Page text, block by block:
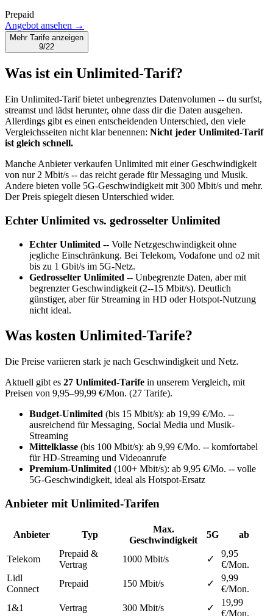
Prepaid
Angebot ansehen →
Mehr Tarife anzeigen
9/22
Was ist ein Unlimited-Tarif?
Ein Unlimited-Tarif bietet unbegrenztes Datenvolumen -- du surfst,
streamst und lädst herunter, ohne dass dir die Daten ausgehen.
Allerdings gibt es einen entscheidenden Unterschied, den viele
Vergleichsseiten nicht klar benennen: Nicht jeder Unlimited-Tarif
ist gleich schnell.
Manche Anbieter verkaufen Unlimited mit einer Geschwindigkeit
von nur 2 Mbit/s -- das reicht gerade für Messaging und Musik.
Andere bieten volle 5G-Geschwindigkeit mit 300 Mbit/s und mehr.
Der Preis spiegelt diesen Unterschied wider.
Echter Unlimited vs. gedrosselter Unlimited
Echter Unlimited -- Volle Netzgeschwindigkeit ohne
jegliche Einschränkung. Bei Telekom, Vodafone und o2 mit
bis zu 1 Gbit/s im 5G-Netz.
Gedrosselter Unlimited -- Unbegrenzte Daten, aber mit
begrenzter Geschwindigkeit (2--15 Mbit/s). Deutlich
günstiger, aber für Streaming in HD oder Hotspot-Nutzung
nicht ideal.
Was kosten Unlimited-Tarife?
Die Preise variieren stark je nach Geschwindigkeit und Netz.
Aktuell gibt es 27 Unlimited-Tarife in unserem Vergleich, mit
Preisen von 9,95–99,99 €/Mon. (27 Tarife).
Budget-Unlimited (bis 15 Mbit/s): ab 19,99 €/Mo. --
ausreichend für Messaging, Social Media und Musik-
Streaming
Mittelklasse (bis 100 Mbit/s): ab 9,99 €/Mo. -- komfortabel
für HD-Streaming und Videoanrufe
Premium-Unlimited (100+ Mbit/s): ab 9,95 €/Mo. -- volle
5G-Geschwindigkeit, ideal als Hotspot-Ersatz
Anbieter mit Unlimited-Tarifen
Anbieter Typ
Max.
Geschwindigkeit
5G ab
Telekom
Prepaid &
Vertrag
1000 Mbit/s ✓
9,95
€/Mon.
Lidl
Connect
Prepaid 150 Mbit/s ✓
9,99
€/Mon.
1&1
Vertrag 300 Mbit/s ✓
19,99
€/Mon.